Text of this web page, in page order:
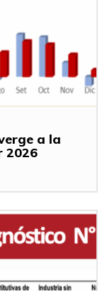
a la
2026